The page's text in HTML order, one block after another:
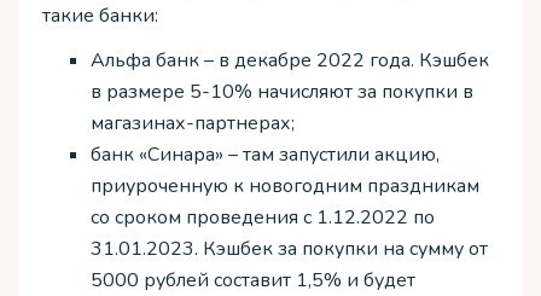
такие банки:
Альфа банк – в декабре 2022 года. Кэшбек
в размере 5-10% начисляют за покупки в
магазинах-партнерах;
банк «Синара» – там запустили акцию,
приуроченную к новогодним праздникам
со сроком проведения с 1.12.2022 по
31.01.2023. Кэшбек за покупки на сумму от
5000 рублей составит 1,5% и будет